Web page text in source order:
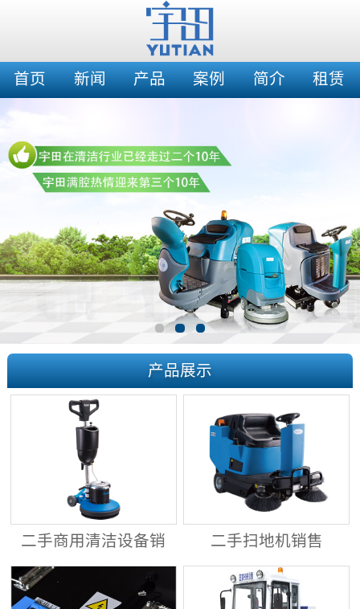
首页 新闻 产品 案例 简介 租赁
产品展示
二手商用清洁设备销
二手扫地机销售